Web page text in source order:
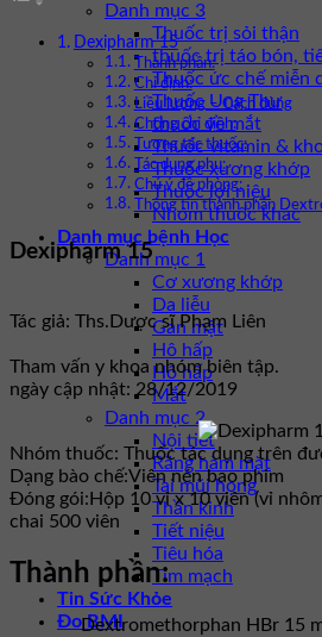
Danh mục 3
Thuốc trị sỏi thận
thuốc trị táo bón,
Thuốc ức chế miễn
Thuốc Ung Thư
thuốc về mắt
Thuốc vitamin &
Thuốc xương khớp
Thuốc lợi niệu
Nhóm thuốc khác
Danh mục bệnh Học
Danh mục 1
Cơ xương khớp
Da liễu
Gan mật
Hô hấp
Hô hấp
Mắt
Danh mục 2
Nội tiết
Răng hàm mặt
Tai mũi họng
Thần kinh
Tiết niệu
Tiêu hóa
Tim mạch
Tin Sức Khỏe
Đo BMI
Dexipharm 15
Thành phần:
Chỉ định:
Liều lượng – Cách dùng
Chống chỉ định:
Tương tác thuốc:
Tác dụng phụ:
Chú ý đề phòng:
Thông tin thành phần
Dexipharm 15
Tác giả: Ths.Dược sĩ Phạm Liên
Tham vấn y khoa nhóm biên tập.
ngày cập nhật: 28/12/2019
Nhóm thuốc: Thuốc tác dụng trên
Dạng bào chế:Viên nén bao phim
Đóng gói: Hộp 10 vỉ x 10 viên (vỉ
chai 500 viên
Thành phần:
Dextromethorphan HBr 15